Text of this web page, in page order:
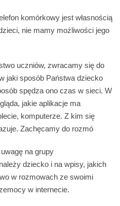
komórkowy jest własnością
nie mamy możliwości jego
uczniów, zwracamy się do
jaki sposób Państwa dziecko
spędza ono czas w sieci. W
jakie aplikacje ma
komputerze. Z kim się
Zachęcamy do rozmó
na grupy
dziecko i na wpisy, jakich
w rozmowach ze swoimi
w internecie.